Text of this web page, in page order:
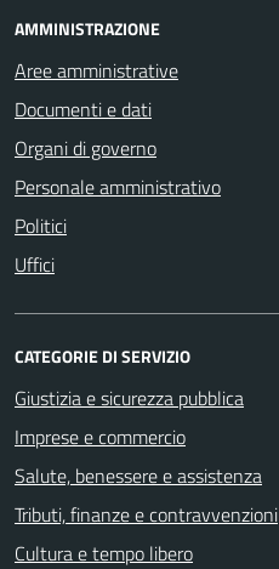
AMMINISTRAZIONE
Aree amministrative
Documenti e dati
Organi di governo
Personale amministrativo
Politici
Uffici
CATEGORIE DI SERVIZIO
Giustizia e sicurezza pubblica
Imprese e commercio
Salute, benessere e assistenza
Tributi, finanze e contravvenzioni
Cultura e tempo libero